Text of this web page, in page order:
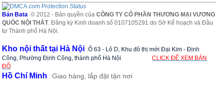
Bản Bata © 2012 - Bản quyền củaCÔNG TY CỔ PHẦN THƯƠNG MẠI VƯƠNG
QUỐC NỘI THẤT. Đăng ký Kinh doanh số 0107105291 do Sở Kế hoạch và Đầu
tư Thành phố Hà Nội.
Kho nội thất tại Hà Nội :Ô 63 - Lô D, Khu đô thị mới Đại Kim - Định
Công, Phường Định Công, thành phố Hà Nội
CLICK ĐỂ XEM BẢN
ĐỒ
Hồ Chí Minh :Giao hàng, lắp đặt tận nơi